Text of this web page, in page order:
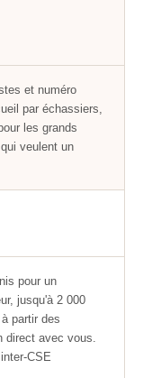
et numéro
par échassiers,
les grands
veulent un
pour un
jusqu'à 2 000
partir des
direct avec vous.
CSE